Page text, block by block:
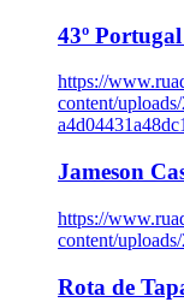
43º
https://
content/
Jameson
https://
content/
Rota de